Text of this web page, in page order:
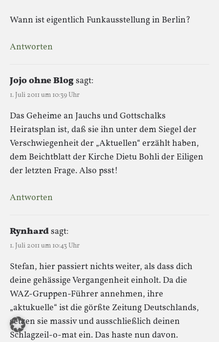
Wann ist eigentlich Funkausstellung in Berlin?
Antworten
Jojo ohne Blogsagt:
1. Juli 2011 um 10:39 Uhr
Das Geheime an Jauchs und Gottschalks
Heiratsplan ist, daß sie ihn unter dem Siegel der
Verschwiegenheit der „Aktuellen“ erzählt haben,
dem Beichtblatt der Kirche Dietu Bohli der Eiligen
der letzten Frage. Also psst!
Antworten
Rynhardsagt:
1. Juli 2011 um 10:43 Uhr
Stefan, hier passiert nichts weiter, als dass dich
deine gehässige Vergangenheit einholt. Da die
WAZ-Gruppen-Führer annehmen, ihre
„aktukuelle“ ist die görßte Zeitung Deutschlands,
setzen sie massiv und ausschließlich deinen
Schlagzeil-o-mat ein. Das haste nun davon.